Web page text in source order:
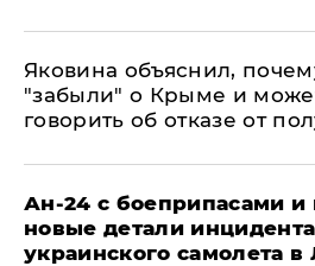
Яковина объяснил,
"забыли" о Крыме и
говорить об отказе от
Ан-24 с боеприпасами и
новые детали
украинского самолета в